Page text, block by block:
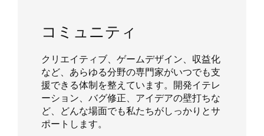
コミュニティ
クリエイティブ、ゲームデザイン、収益化
など、あらゆる分野の専門家がいつでも支
援できる体制を整えています。開発イテレ
ーション、バグ修正、アイデアの壁打ちな
ど、どんな場面でも私たちがしっかりとサ
ポートします。